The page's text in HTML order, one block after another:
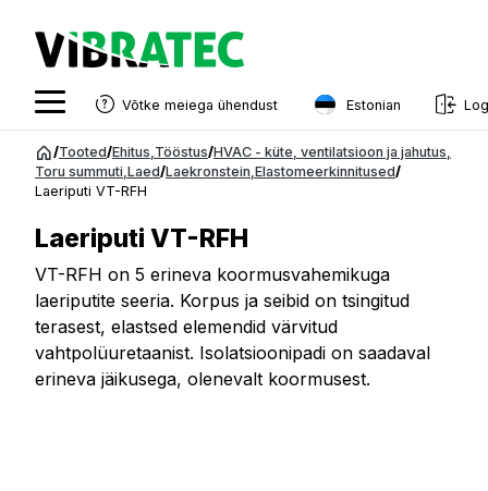
Hüppa
juurde
Võtke meiega ühendust Estonian
English
Swedish
French
Estonian
Finnish
Danish
/Tooted/Ehitus Tööstus/HVAC - küte, ventilatsioon ja jahutus
Toru summuti Laed/Laekronstein Elastomeerkinnitused/
Laeriputi VT-RFH
Laeriputi VT-RFH
VT-RFH on 5 erineva koormusvahemikuga
laeriputite seeria. Korpus ja seibid on tsingitud
terasest, elastsed elemendid värvitud
vahtpolüuretaanist. Isolatsioonipadi on saadaval
erineva jäikusega, olenevalt koormusest.